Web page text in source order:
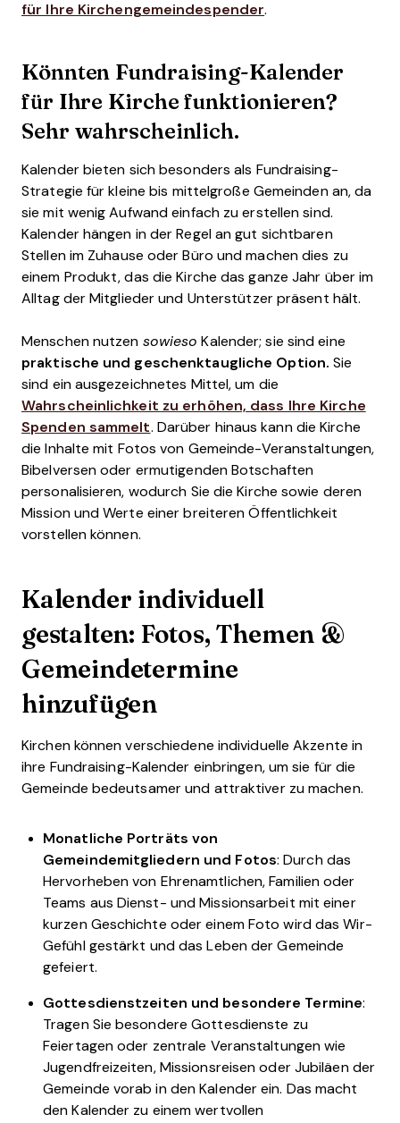
für Ihre Kirchengemeindespender.
Könnten Fundraising-Kalender
für Ihre Kirche funktionieren?
Sehr wahrscheinlich.
Kalender bieten sich besonders als Fundraising-
Strategie für kleine bis mittelgroße Gemeinden an, da
sie mit wenig Aufwand einfach zu erstellen sind.
Kalender hängen in der Regel an gut sichtbaren
Stellen im Zuhause oder Büro und machen dies zu
einem Produkt, das die Kirche das ganze Jahr über im
Alltag der Mitglieder und Unterstützer präsent hält.
Menschen nutzen sowieso Kalender; sie sind eine
praktische und geschenktaugliche Option. Sie
sind ein ausgezeichnetes Mittel, um die
Wahrscheinlichkeit zu erhöhen, dass Ihre Kirche
Spenden sammelt. Darüber hinaus kann die Kirche
die Inhalte mit Fotos von Gemeinde-Veranstaltungen,
Bibelversen oder ermutigenden Botschaften
personalisieren, wodurch Sie die Kirche sowie deren
Mission und Werte einer breiteren Öffentlichkeit
vorstellen können.
Kalender individuell
gestalten: Fotos, Themen &
Gemeindetermine
hinzufügen
Kirchen können verschiedene individuelle Akzente in
ihre Fundraising-Kalender einbringen, um sie für die
Gemeinde bedeutsamer und attraktiver zu machen.
Monatliche Porträts von
Gemeindemitgliedern und Fotos: Durch das
Hervorheben von Ehrenamtlichen, Familien oder
Teams aus Dienst- und Missionsarbeit mit einer
kurzen Geschichte oder einem Foto wird das Wir-
Gefühl gestärkt und das Leben der Gemeinde
gefeiert.
Gottesdienstzeiten und besondere Termine:
Tragen Sie besondere Gottesdienste zu
Feiertagen oder zentrale Veranstaltungen wie
Jugendfreizeiten, Missionsreisen oder Jubiläen der
Gemeinde vorab in den Kalender ein. Das macht
den Kalender zu einem wertvollen